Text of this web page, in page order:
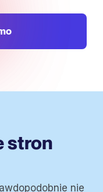
stron
nie